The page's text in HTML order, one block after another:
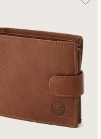
Preis
Preis